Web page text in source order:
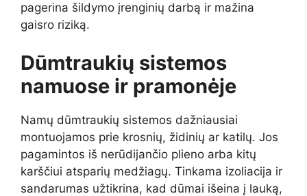
pagerina šildymo įrenginių darbą ir mažina
gaisro riziką.
Dūmtraukių sistemos
namuose ir pramonėje
Namų dūmtraukių sistemos dažniausiai
montuojamos prie krosnių, židinių ar katilų. Jos
pagamintos iš nerūdijančio plieno arba kitų
karščiui atsparių medžiagų. Tinkama izoliacija ir
sandarumas užtikrina, kad dūmai išeina į lauką,